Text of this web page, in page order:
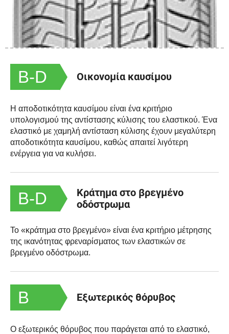
B-D Οικονομία καυσίμου
Η αποδοτικότητα καυσίμου είναι ένα κριτήριο
υπολογισμού της αντίστασης κύλισης του ελαστικού. Ένα
ελαστικό με χαμηλή αντίσταση κύλισης έχουν μεγαλύτερη
αποδοτικότητα καυσίμου, καθώς απαιτεί λιγότερη
ενέργεια για να κυλήσει.
B-D
Κράτημα στο βρεγμένο
οδόστρωμα
Το «κράτημα στο βρεγμένο» είναι ένα κριτήριο μέτρησης
της ικανότητας φρεναρίσματος των ελαστικών σε
βρεγμένο οδόστρωμα.
B Εξωτερικός θόρυβος
Ο εξωτερικός θόρυβος που παράγεται από το ελαστικό,